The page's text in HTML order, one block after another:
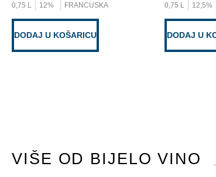
0,75 L 12% FRANCUSKA
DODAJ U KOŠARICU
0,75 L 12,5%
DODAJ U
VIŠE OD BIJELO VINO